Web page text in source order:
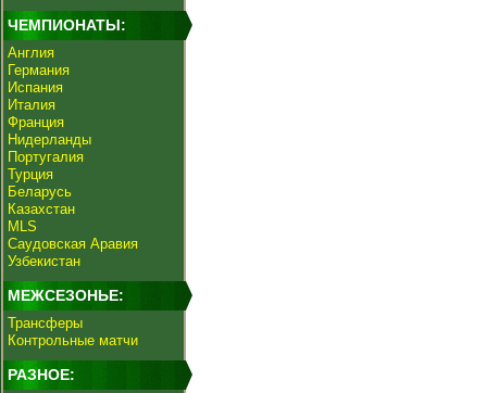
ЧЕМПИОНАТЫ:
Англия
Германия
Испания
Италия
Франция
Нидерланды
Португалия
Турция
Беларусь
Казахстан
MLS
Саудовская Аравия
Узбекистан
МЕЖСЕЗОНЬЕ:
Трансферы
Контрольные матчи
РАЗНОЕ: